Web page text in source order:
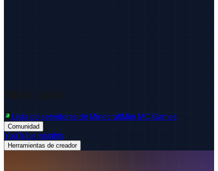
Lista de servidores de MinecraftMini MC Games
Comunidad
YouTube insights
Herramientas de creador